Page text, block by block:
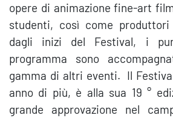
opere di animazione fine-art
studenti, così come
dagli inizi del Festival, i
programma sono
gamma di altri eventi. Il
anno di più, è alla sua 19 °
grande approvazione nel